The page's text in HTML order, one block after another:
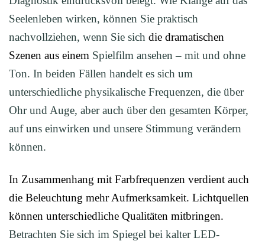
Seelenleben wirken, können Sie praktisch
nachvollziehen, wenn Sie sich die dramatischen
Szenen aus einem Spielfilm ansehen – mit und ohne
Ton. In beiden Fällen handelt es sich um
unterschiedliche physikalische Frequenzen, die über
Ohr und Auge, aber auch über den gesamten Körper,
auf uns einwirken und unsere Stimmung verändern
können.
In Zusammenhang mit Farbfrequenzen verdient auch
die Beleuchtung mehr Aufmerksamkeit. Lichtquellen
können unterschiedliche Qualitäten mitbringen.
Betrachten Sie sich im Spiegel bei kalter LED-